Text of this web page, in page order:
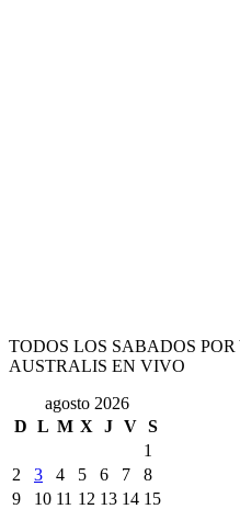
TODOS LOS SABADOS
AUSTRALIS EN VIVO
agosto 2026
D L M X J V S
1
2
3 4 5 6 7
8
9
10 11 12 13 14 15